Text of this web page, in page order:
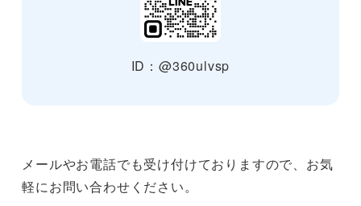
ID：@360ulvsp
メールやお電話でも受け付けておりますので、お気
軽にお問い合わせください。